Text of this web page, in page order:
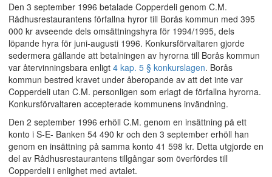
Den 3 september 1996 betalade Copperdeli genom C.M.
Rådhusrestaurantens förfallna hyror till Borås kommun med 395
000 kr avseende dels omsättningshyra för 1994/1995, dels
löpande hyra för juni-augusti 1996. Konkursförvaltaren gjorde
sedermera gällande att betalningen av hyrorna till Borås kommun
var återvinningsbara enligt 4 kap. 5 § konkurslagen. Borås
kommun bestred kravet under åberopande av att det inte var
Copperdeli utan C.M. personligen som erlagt de förfallna hyrorna.
Konkursförvaltaren accepterade kommunens invändning.
Den 2 september 1996 erhöll C.M. genom en insättning på ett
konto i S-E- Banken 54 490 kr och den 3 september erhöll han
genom en insättning på samma konto 41 598 kr. Detta utgjorde en
del av Rådhusrestaurantens tillgångar som överfördes till
Copperdeli i enlighet med avtalet.